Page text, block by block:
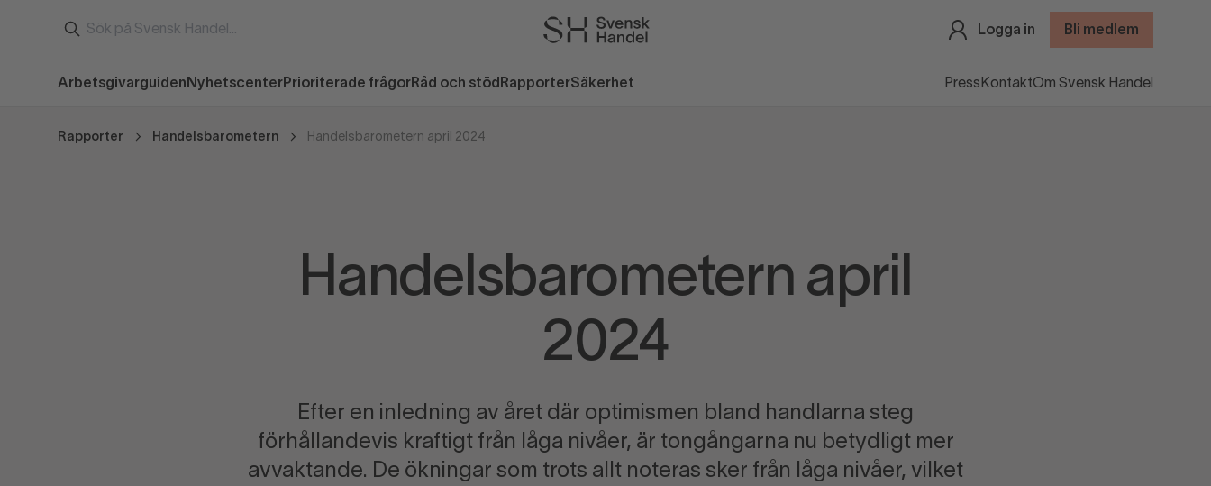
Logga in Bli medlem
Arbetsgivarguiden Nyhetscenter Prioriterade frågor Råd och stöd RapporterSäkerhet Press KontaktOm Svensk Handel
Rapporter Handelsbarometern Handelsbarometern april 2024
Handelsbarometern april
2024
Efter en inledning av året där optimismen bland handlarna steg
förhållandevis kraftigt från låga nivåer, är tongångarna nu betydligt mer
avvaktande. De ökningar som trots allt noteras sker från låga nivåer, vilket